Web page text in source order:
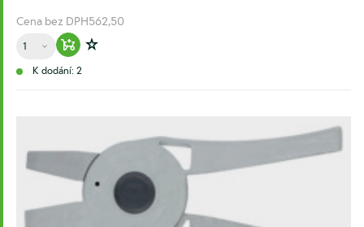
Cena bez DPH562,50
Množství
Warenkorb hinzufügen
Zur Wunschliste hinzufügen
K dodání: 2